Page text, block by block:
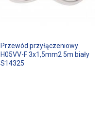
Przewód przyłączeniowy
H05VV-F 3x1,5mm2 5m biały
S14325